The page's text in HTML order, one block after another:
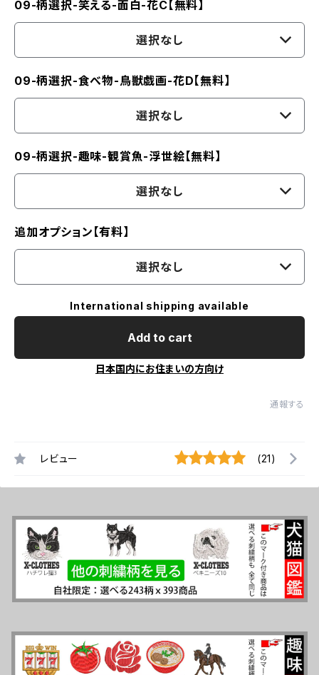
09-柄選択-笑える-面白-花C【無料】
選択なし
09-柄選択-食べ物-鳥獣戯画-花D【無料】
選択なし
09-柄選択-趣味-観賞魚-浮世絵【無料】
選択なし
追加オプション【有料】
選択なし
International shipping available
Add to cart
日本国内にお住まいの方向け
通報する
レビュー (21)